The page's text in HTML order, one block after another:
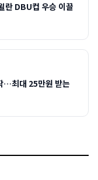
란 DBU컵 우승 이끌
…최대 25만원 받는